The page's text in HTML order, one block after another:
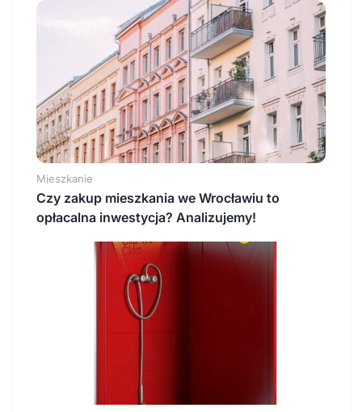
Mieszkanie
Czy zakup mieszkania we Wrocławiu to
opłacalna inwestycja? Analizujemy!